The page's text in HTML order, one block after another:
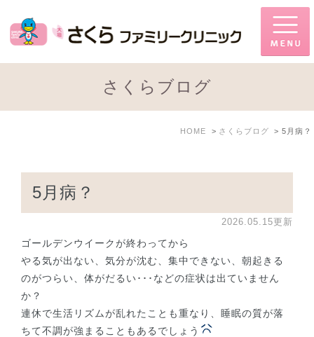
さくらブログ
HOME さくらブログ 5月病？
5月病？
2026.05.15更新
ゴールデンウイークが終わってから
やる気が出ない、気分が沈む、集中できない、朝起きる
のがつらい、体がだるい･･･などの症状は出ていません
か？
連休で生活リズムが乱れたことも重なり、睡眠の質が落
ちて不調が強まることもあるでしょう